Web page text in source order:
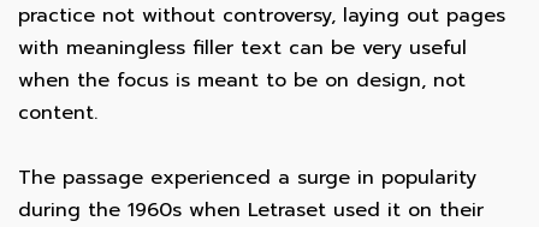
practice not without controversy, laying out pages
with meaningless filler text can be very useful
when the focus is meant to be on design, not
content.
The passage experienced a surge in popularity
during the 1960s when Letraset used it on their